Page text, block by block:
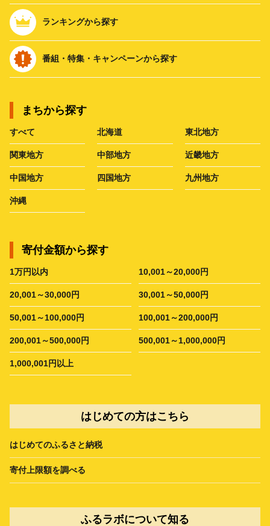
ランキングから探す
番組・特集・キャンペーンから探す
まちから探す
すべて 北海道 東北地方
関東地方 中部地方 近畿地方
中国地方 四国地方 九州地方
沖縄
寄付金額から探す
1万円以内 10,001～20,000円
20,001～30,000円 30,001～50,000円
50,001～100,000円 100,001～200,000円
200,001～500,000円 500,001～1,000,000円
1,000,001円以上
はじめての方はこちら
はじめてのふるさと納税
寄付上限額を調べる
ふるラボについて知る